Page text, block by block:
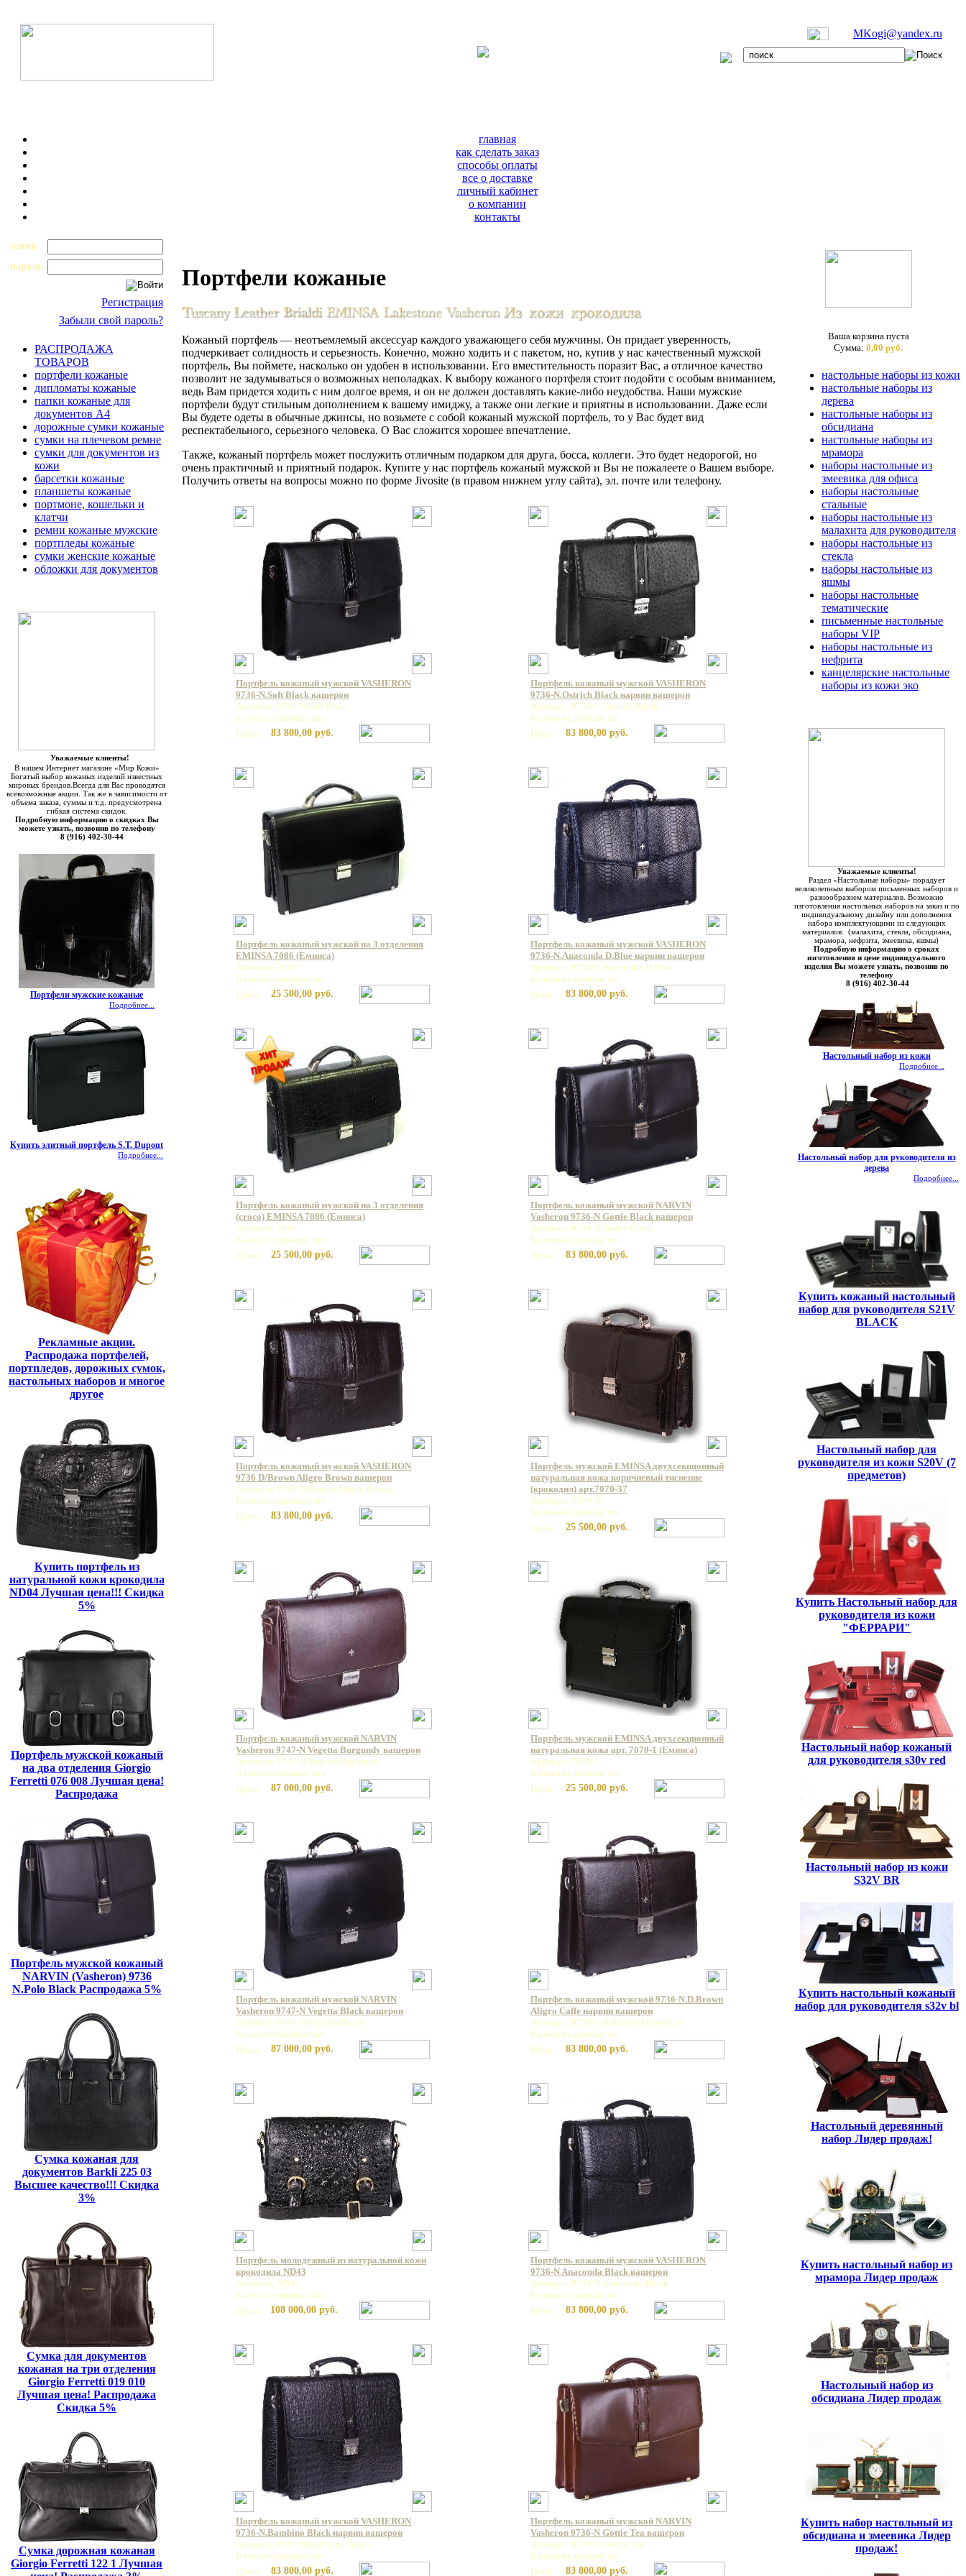
MKogi@yandex.ru
главная
как сделать заказ
способы оплаты
все о доставке
личный кабинет
о компании
контакты
логин
пароль
Регистрация
Забыли свой пароль?
РАСПРОДАЖА
ТОВАРОВ
портфели кожаные
дипломаты кожаные
папки кожаные для
документов А4
дорожные сумки кожаные
сумки на плечевом ремне
сумки для документов из
кожи
барсетки кожаные
планшеты кожаные
портмоне, кошельки и
клатчи
ремни кожаные мужские
портпледы кожаные
сумки женские кожаные
обложки для документов
Уважаемые клиенты!
В нашем Интернет магазине «Мир Кожи»
Богатый выбор кожаных изделий известных
мировых брендов.Всегда для Вас проводятся
всевозможные акции. Так же в зависимости от
объема заказа, суммы и т.д. предусмотрена
гибкая система скидок.
Подробную информацию о скидках Вы
можете узнать, позвонив по телефону
8 (916) 402-30-44
Портфели мужские кожаные
Подробнее...
Купить элитный портфель S.T. Dupont
Подробнее...
Рекламные акции.
Распродажа портфелей,
портпледов, дорожных сумок,
настольных наборов и многое
другое
Купить портфель из
натуральной кожи крокодила
ND04 Лучшая цена!!! Скидка
5%
Портфель мужской кожаный
на два отделения Giorgio
Ferretti 076 008 Лучшая цена!
Распродажа
Портфель мужской кожаный
NARVIN (Vasheron) 9736
N.Polo Black Распродажа 5%
Сумка кожаная для
документов Barkli 225 03
Высшее качество!!! Скидка
3%
Сумка для документов
кожаная на три отделения
Giorgio Ferretti 019 010
Лучшая цена! Распродажа
Скидка 5%
Сумка дорожная кожаная
Giorgio Ferretti 122 1 Лучшая
Портфели кожаные
Кожаный портфель — неотъемлемый аксессуар каждого уважающего себя мужчины. Он придает уверенность,
подчеркивает солидность и серьезность. Конечно, можно ходить и с пакетом, но, купив у нас качественный мужской
портфель, Вы поймете, насколько он удобен в использовании. Его вместительность поразит Вас, а отличное качество
позволит не задумываться о возможных неполадках. К выбору кожаного портфеля стоит подойти с особым вниманием,
ведь Вам придется ходить с ним долгое время, и он не должен доставлять какие-либо неудобства. Наши мужские
портфели будут стильным дополнением к вашему имиджу, а также они легкие и приятны в использовании. Даже если
Вы будете одеты в обычные джинсы, но возьмете с собой кожаный мужской портфель, то у Вас будет вид
респектабельного, серьезного человека. О Вас сложится хорошее впечатление.
Также, кожаный портфель может послужить отличным подарком для друга, босса, коллеги. Это будет недорогой, но
очень практичный и приятный подарок. Купите у нас портфель кожаный мужской и Вы не пожалеете о Вашем выборе.
Получить ответы на вопросы можно по форме Jivosite (в правом нижнем углу сайта), эл. почте или телефону.
Портфель кожаный мужской VASHERON
9736-N.Soft Black вашерон
Артикул: 9736 N.Soft Black
Базовая единица: шт
Цена:
83 800,00 руб.
Портфель кожаный мужской VASHERON
9736-N.Ostrich Black нарвин вашерон
Артикул: 9736 N.Ostrich Black
Базовая единица: шт
Цена:
83 800,00 руб.
Портфель кожаный мужской на 3 отделения
EMINSA 7086 (Еминса)
Артикул: 7086
Базовая единица: шт
Цена:
25 500,00 руб.
Портфель кожаный мужской VASHERON
9736-N.Anaconda D.Blue нарвин вашерон
Артикул: 9736 N.Anaconda D.Blue
Базовая единица: шт
Цена:
83 800,00 руб.
Портфель кожаный мужской на 3 отделения
(croco) EMINSA 7086 (Еминса)
Артикул: 7086
Базовая единица: шт
Цена:
25 500,00 руб.
Портфель кожаный мужской NARVIN
Vasheron 9736-N Gottie Black вашерон
Артикул: 9736 N Gottie Black
Базовая единица: шт
Цена:
83 800,00 руб.
Портфель кожаный мужской VASHERON
9736 D/Brown Aligro Brown вашерон
Артикул: 9736 D/Brown Aligro Brown
Базовая единица: шт
Цена:
83 800,00 руб.
Портфель мужской EMINSA двухсекционный
натуральная кожа коричневый тиснение
(крокодил) арт.7070-37
Артикул: 7070-37
Базовая единица: шт
Цена:
25 500,00 руб.
Портфель кожаный мужской NARVIN
Vasheron 9747-N Vegetta Burgundy вашерон
Артикул: 9747 N Vegetta Burgundy
Базовая единица: шт
Цена:
87 000,00 руб.
Портфель мужской EMINSA двухсекционный
натуральная кожа арт. 7070-1 (Еминса)
Артикул: 7070-1
Базовая единица: шт
Цена:
25 500,00 руб.
Портфель кожаный мужской NARVIN
Vasheron 9747-N Vegetta Black вашерон
Артикул: 9747 N Vegetta Black
Базовая единица: шт
Цена:
87 000,00 руб.
Портфель кожаный мужской 9736-N.D.Brown
Aligro Caffe нарвин вашерон
Артикул: 9736 N.D.Brown Aligro Caf
Базовая единица: шт
Цена:
83 800,00 руб.
Портфель молодежный из натуральной кожи
крокодила ND43
Артикул: ND43
Базовая единица: шт
Цена:
108 000,00 руб.
Портфель кожаный мужской VASHERON
9736-N Anaconda Black вашерон
Артикул: 9736 N Anaconda Black
Базовая единица: шт
Цена:
83 800,00 руб.
Портфель кожаный мужской VASHERON
9736-N.Bambino Black нарвин вашерон
Артикул: 9736 N.Bambino Black
Базовая единица: шт
Цена:
83 800,00 руб.
Портфель кожаный мужской NARVIN
Vasheron 9736-N Gottie Tea вашерон
Артикул: 9736 N Gottie Tea
Базовая единица: шт
Цена:
83 800,00 руб.
Ваша корзина пуста
Сумма: 0,00 руб.
настольные наборы из кожи
настольные наборы из
дерева
настольные наборы из
обсидиана
настольные наборы из
мрамора
наборы настольные из
змеевика для офиса
наборы настольные
стальные
наборы настольные из
малахита для руководителя
наборы настольные из
стекла
наборы настольные из
яшмы
наборы настольные
тематические
письменные настольные
наборы VIP
наборы настольные из
нефрита
канцелярские настольные
наборы из кожи эко
Уважаемые клиенты!
Раздел «Настольные наборы» порадует
великолепным выбором письменных наборов и
разнообразием материалов. Возможно
изготовления настольных наборов на заказ и по
индивидуальному дизайну или дополнения
набора комплектующими из следующих
материалов: (малахита, стекла, обсидиана,
мрамора, нефрита, змеевика, яшмы)
Подробную информацию о сроках
изготовления и цене индивидуального
изделия Вы можете узнать, позвонив по
телефону
8 (916) 402-30-44
Настольный набор из кожи
Подробнее...
Настольный набор для руководителя из
дерева
Подробнее...
Купить кожаный настольный
набор для руководителя S21V
BLACK
Настольный набор для
руководителя из кожи S20V (7
предметов)
Купить Настольный набор для
руководителя из кожи
"ФЕРРАРИ"
Настольный набор кожаный
для руководителя s30v red
Настольный набор из кожи
S32V BR
Купить настольный кожаный
набор для руководителя s32v bl
Настольный деревянный
набор Лидер продаж!
Купить настольный набор из
мрамора Лидер продаж
Настольный набор из
обсидиана Лидер продаж
Купить набор настольный из
обсидиана и змеевика Лидер
продаж!